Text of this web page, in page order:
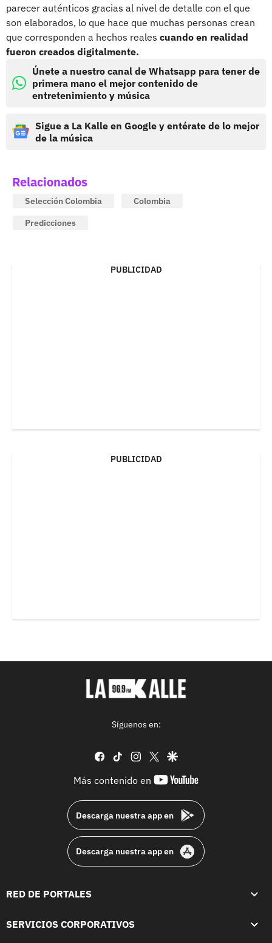
parecer auténticos gracias al nivel de detalle con el que
son elaborados, lo que hace que muchas personas crean
que corresponden a hechos reales cuando en realidad
fueron creados digitalmente.
Únete a nuestro canal de Whatsapp para tener de
primera mano el mejor contenido de
entretenimiento y música
Sigue a La Kalle en Google y entérate de lo mejor
de la música
Relacionados
Selección Colombia
Colombia
Predicciones
PUBLICIDAD
PUBLICIDAD
Síguenos en:
facebook
tiktok instagram
twittergoogle
Más contenido en
youtube-
Descarga nuestra app en
Descarga nuestra app en
RED DE PORTALES
SERVICIOS CORPORATIVOS